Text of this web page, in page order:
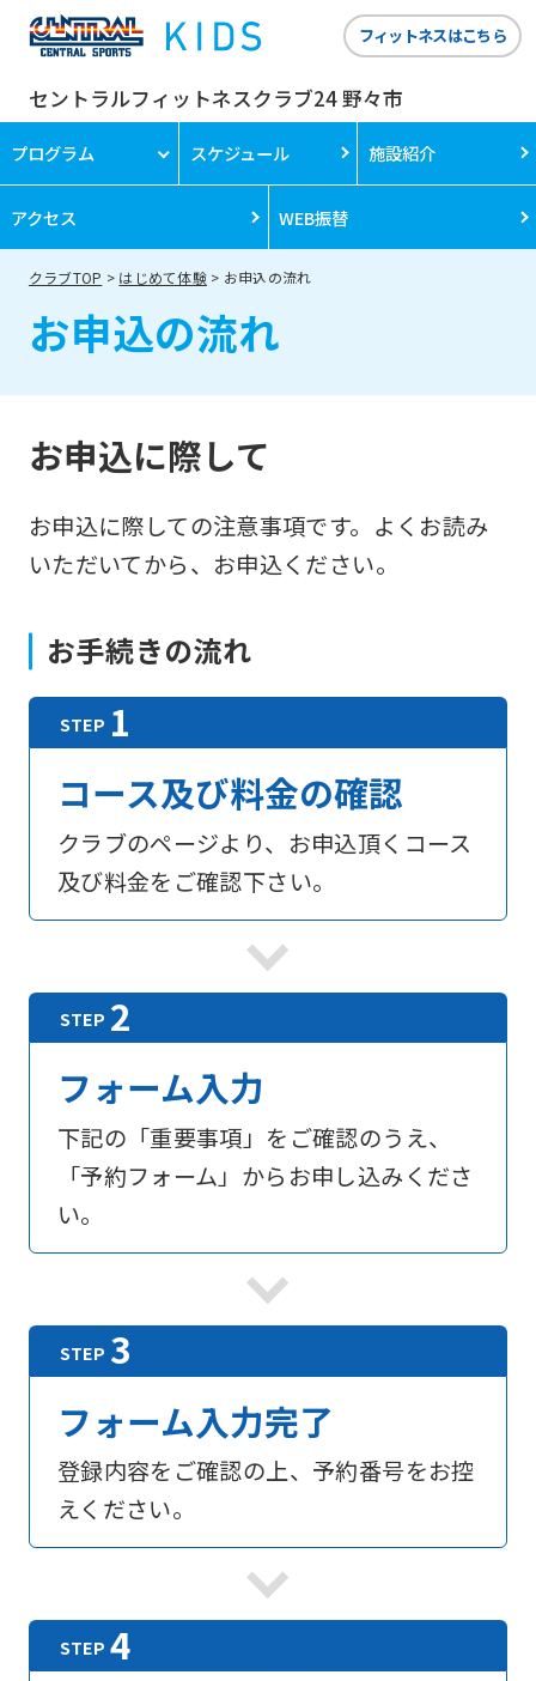
セントラルフィットネスクラブ24 野々市
フィットネスはこちら
プログラム スケジュール 施設紹介
アクセス WEB振替
クラブTOP はじめて体験 お申込の流れ
お申込の流れ
お申込に際して
お申込に際しての注意事項です。よくお読み
いただいてから、お申込ください。
お手続きの流れ
コース及び料金の確認
クラブのページより、お申込頂くコース
及び料金をご確認下さい。
フォーム入力
下記の「重要事項」をご確認のうえ、
「予約フォーム」からお申し込みくださ
い。
フォーム入力完了
登録内容をご確認の上、予約番号をお控
えください。